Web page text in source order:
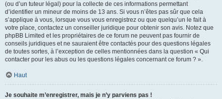
(ou d’un tuteur légal) pour la collecte de ces informations permettant
d’identifier un mineur de moins de 13 ans. Si vous n’êtes pas sûr que cela
s’applique à vous, lorsque vous vous enregistrez ou que quelqu’un le fait à
votre place, contactez un conseiller juridique pour obtenir son avis. Notez que
phpBB Limited et les propriétaires de ce forum ne peuvent pas fournir de
conseils juridiques et ne sauraient être contactés pour des questions légales
de toutes sortes, à l’exception de celles mentionnées dans la question « Qui
contacter pour les abus ou les questions légales concernant ce forum ? ».
Haut
Je souhaite m’enregistrer, mais je n’y parviens pas !